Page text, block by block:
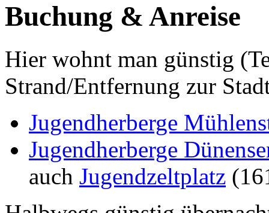
Buchung & Anreise
Hier wohnt man günstig
Strand/Entfernung zur
Jugendherberge
Jugendherberge
auch Jugendzeltplatz